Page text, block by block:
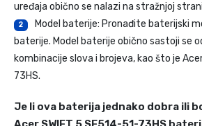
uređaja obično se nalazi na stražnjoj
2
Model baterije: Pronađite baterijski
baterije. Model baterije obično sastoji se
kombinacije slova i brojeva, kao što je
73HS.
Je li ova baterija jednako dobra ili